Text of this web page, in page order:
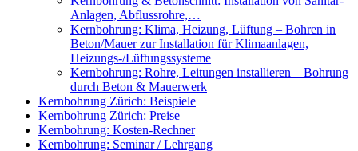
Anlagen, Abflussrohre,…
Kernbohrung: Klima, Heizung, Lüftung – Bohren in
Beton/Mauer zur Installation für Klimaanlagen,
Heizungs-/Lüftungssysteme
Kernbohrung: Rohre, Leitungen installieren – Bohrung
durch Beton & Mauerwerk
Kernbohrung Zürich: Beispiele
Kernbohrung Zürich: Preise
Kernbohrung: Kosten-Rechner
Kernbohrung: Seminar / Lehrgang